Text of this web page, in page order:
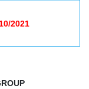
2021